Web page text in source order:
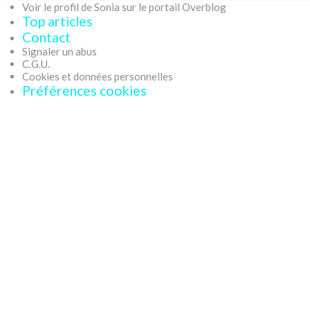
Voir le profil de Sonia sur le portail Overblog
Top articles
Contact
Signaler un abus
C.G.U.
Cookies et données personnelles
Préférences cookies